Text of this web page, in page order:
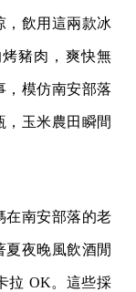
，飲用這兩款冰
豬肉，爽快無
，模仿南安部落
，玉米農田瞬間
在南安部落的老
夏夜晚風飲酒閒
拉 OK。這些採